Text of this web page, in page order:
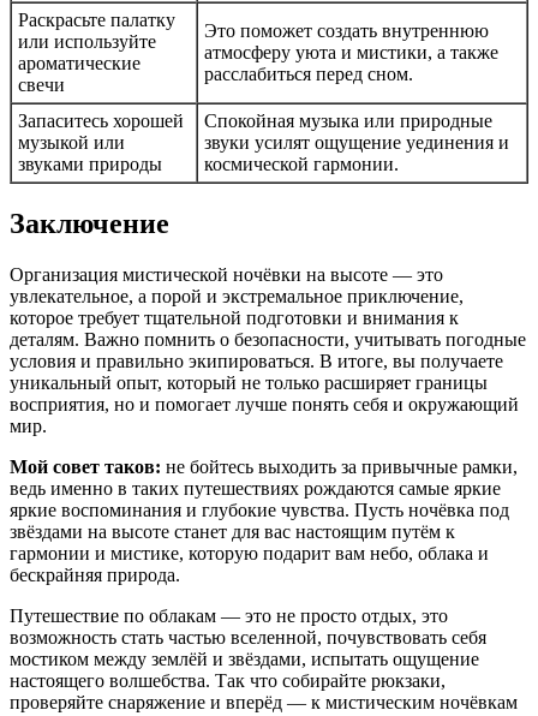
Раскрасьте палатку
или используйте
ароматические
свечи
Это поможет создать внутреннюю
атмосферу уюта и мистики, а также
расслабиться перед сном.
Запаситесь хорошей
музыкой или
звуками природы
Спокойная музыка или природные
звуки усилят ощущение уединения и
космической гармонии.
Заключение
Организация мистической ночёвки на высоте — это
увлекательное, а порой и экстремальное приключение,
которое требует тщательной подготовки и внимания к
деталям. Важно помнить о безопасности, учитывать погодные
условия и правильно экипироваться. В итоге, вы получаете
уникальный опыт, который не только расширяет границы
восприятия, но и помогает лучше понять себя и окружающий
мир.
Мой совет таков: не бойтесь выходить за привычные рамки,
ведь именно в таких путешествиях рождаются самые яркие
яркие воспоминания и глубокие чувства. Пусть ночёвка под
звёздами на высоте станет для вас настоящим путём к
гармонии и мистике, которую подарит вам небо, облака и
бескрайняя природа.
Путешествие по облакам — это не просто отдых, это
возможность стать частью вселенной, почувствовать себя
мостиком между землёй и звёздами, испытать ощущение
настоящего волшебства. Так что собирайте рюкзаки,
проверяйте снаряжение и вперёд — к мистическим ночёвкам